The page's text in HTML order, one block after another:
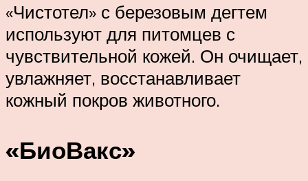
«Чистотел» с березовым дегтем
используют для питомцев с
чувствительной кожей. Он очищает,
увлажняет, восстанавливает
кожный покров животного.
«БиоВакс»